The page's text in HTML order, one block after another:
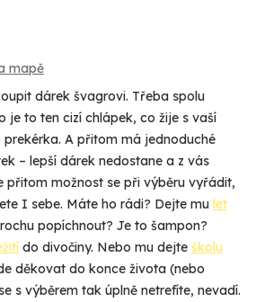
mapě
dárek švagrovi. Třeba spolu
je to ten cizí chlápek, co žije s vaší
prekérka. A přitom má jednoduché
– lepší dárek nedostane a z vás
přitom možnost se při výběru vyřádit,
I sebe. Máte ho rádi? Dejte mu let
popíchnout? Je to šampon?
do divočiny. Nebo mu dejte školu
děkovat do konce života (nebo
s výběrem tak úplně netrefíte, nevadí.